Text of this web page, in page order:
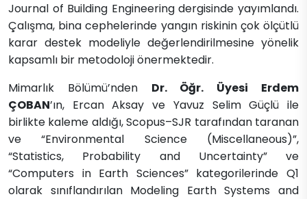
Journal of Building Engineering dergisinde yayımlandı.
Çalışma, bina cephelerinde yangın riskinin çok ölçütlü
karar destek modeliyle değerlendirilmesine yönelik
kapsamlı bir metodoloji önermektedir.
Mimarlık Bölümü’nden Dr. Öğr. Üyesi Erdem
ÇOBAN’ın, Ercan Aksay ve Yavuz Selim Güçlü ile
birlikte kaleme aldığı, Scopus–SJR tarafından taranan
ve “Environmental Science (Miscellaneous)”,
“Statistics, Probability and Uncertainty” ve
“Computers in Earth Sciences” kategorilerinde Q1
olarak sınıflandırılan Modeling Earth Systems and